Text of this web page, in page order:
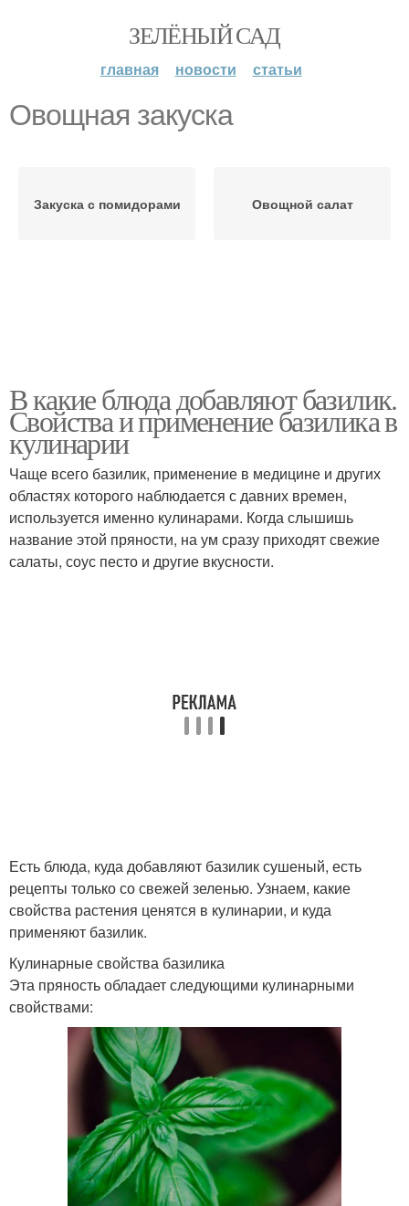
ЗЕЛЁНЫЙ САД
главная новости статьи
Овощная закуска
Закуска с помидорами Овощной салат
В какие блюда добавляют базилик.
Свойства и применение базилика в
кулинарии
Чаще всего базилик, применение в медицине и других
областях которого наблюдается с давних времен,
используется именно кулинарами. Когда слышишь
название этой пряности, на ум сразу приходят свежие
салаты, соус песто и другие вкусности.
Есть блюда, куда добавляют базилик сушеный, есть
рецепты только со свежей зеленью. Узнаем, какие
свойства растения ценятся в кулинарии, и куда
применяют базилик.
Кулинарные свойства базилика
Эта пряность обладает следующими кулинарными
свойствами: